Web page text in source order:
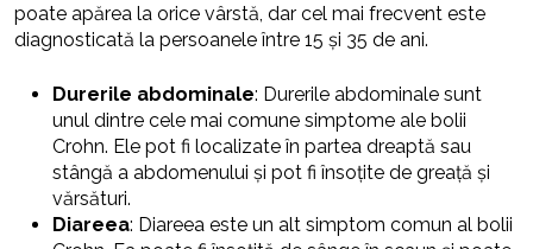
poate apărea la orice vârstă, dar cel mai frecvent este
diagnosticată la persoanele între 15 și 35 de ani.
Durerile abdominale: Durerile abdominale sunt
unul dintre cele mai comune simptome ale bolii
Crohn. Ele pot fi localizate în partea dreaptă sau
stângă a abdomenului și pot fi însoțite de greață și
vărsături.
Diareea: Diareea este un alt simptom comun al bolii